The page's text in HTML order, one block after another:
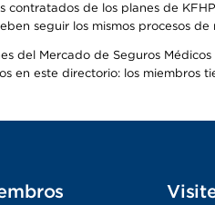
de los planes de
seguir los mismos procesos
del Mercado de Seguros
en este directorio: los miembros